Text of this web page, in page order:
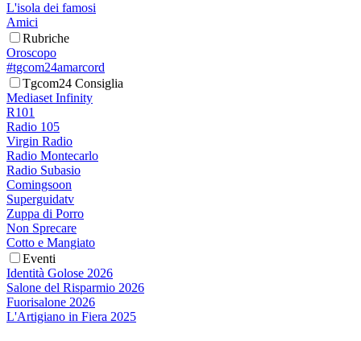
L'isola dei famosi
Amici
Rubriche
Oroscopo
#tgcom24amarcord
Tgcom24 Consiglia
Mediaset Infinity
R101
Radio 105
Virgin Radio
Radio Montecarlo
Radio Subasio
Comingsoon
Superguidatv
Zuppa di Porro
Non Sprecare
Cotto e Mangiato
Eventi
Identità Golose 2026
Salone del Risparmio 2026
Fuorisalone 2026
L'Artigiano in Fiera 2025